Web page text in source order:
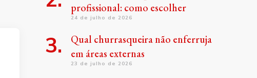
profissional: como escolher
24 de julho de 2026
Qual churrasqueira não enferruja
em áreas externas
23 de julho de 2026